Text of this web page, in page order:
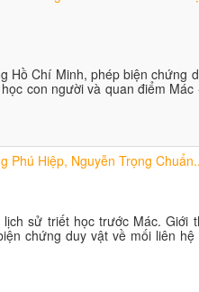
Hồ Chí Minh, phép biện chứng
con người và quan điểm
Phú Hiệp, Nguyễn Trọng
sử triết học trước Mác. Giới
chứng duy vật về mối liên